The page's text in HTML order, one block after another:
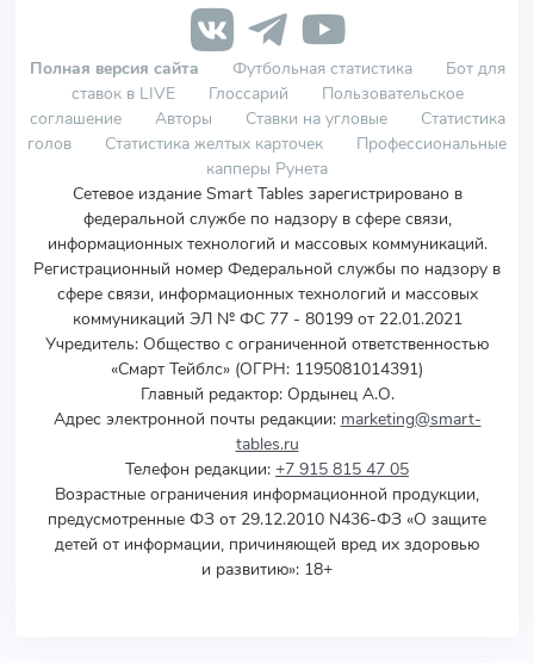
Полная версия сайта Футбольная статистика
Бот для
ставок в LIVE
Глоссарий
Пользовательское
соглашение
Авторы Ставки на угловые
Статистика
голов
Статистика желтых карточек
Профессиональные
капперы Рунета
Сетевое издание Smart Tables зарегистрировано в
федеральной службе по надзору в сфере связи,
информационных технологий и массовых коммуникаций.
Регистрационный номер Федеральной службы по надзору в
сфере связи, информационных технологий и массовых
коммуникаций ЭЛ № ФС 77 - 80199 от 22.01.2021
Учредитель: Общество с ограниченной ответственностью
«Смарт Тейблс» (ОГРН: 1195081014391)
Главный редактор: Ордынец А.О.
Адрес электронной почты редакции: marketing@smart-
tables.ru
Телефон редакции: +7 915 815 47 05
Возрастные ограничения информационной продукции,
предусмотренные ФЗ от 29.12.2010 N436-ФЗ «О защите
детей от информации, причиняющей вред их здоровью
и развитию»: 18+